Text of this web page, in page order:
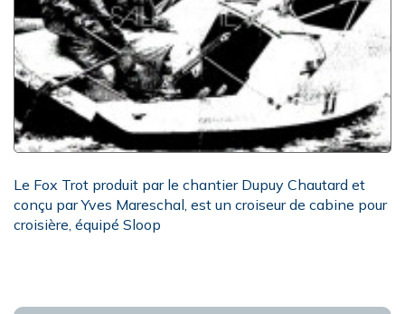
Le Fox Trot produit par le chantier Dupuy Chautard et
conçu par Yves Mareschal, est un croiseur de cabine pour
croisière, équipé Sloop